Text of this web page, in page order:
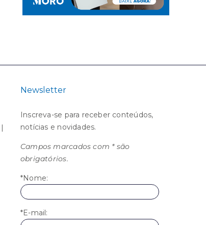
Newsletter
Inscreva-se para receber conteúdos,
notícias e novidades.
Campos marcados com * são
obrigatórios.
*Nome:
*E-mail: